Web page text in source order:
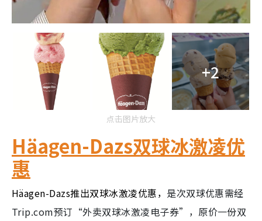
+2
点击图片放大
Häagen-Dazs双球冰激凌优
惠
Häagen-Dazs推出双球冰激凌优惠， 是次双球优惠需经
Trip.com预订“外卖双球冰激凌电子券”，原价一份双